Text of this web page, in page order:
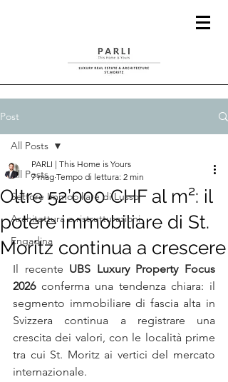
Post
All Posts
Settore Immobiliare di Lusso
Architettura e ristrutturazioni
Engadina
All Posts
Oltre 52’000 CHF al m²: il
potere immobiliare di St.
Moritz continua a crescere
PARLI | This Home is Yours
7 mag Tempo di lettura: 2 min
Il recente UBS Luxury Property Focus
2026 conferma una tendenza chiara: il
segmento immobiliare di fascia alta in
Svizzera continua a registrare una
crescita dei valori, con le località prime
tra cui St. Moritz ai vertici del mercato
internazionale.